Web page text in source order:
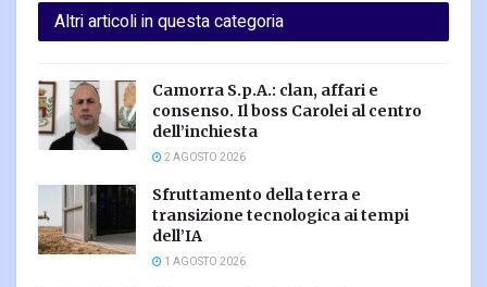
Altri articoli in questa categoria
Camorra S.p.A.: clan, affari e
consenso. Il boss Carolei al centro
dell’inchiesta
2 AGOSTO 2026
Sfruttamento della terra e
transizione tecnologica ai tempi
dell’IA
1 AGOSTO 2026